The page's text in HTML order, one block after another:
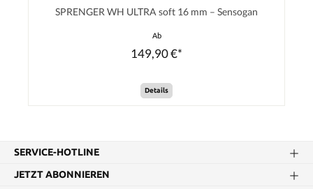
Durchschnittliche Bewertung von 0 von 5 Sternen
SPRENGER WH ULTRA soft 16 mm – Sensogan
Ab
149,90 €*
Details
SERVICE-HOTLINE
JETZT ABONNIEREN